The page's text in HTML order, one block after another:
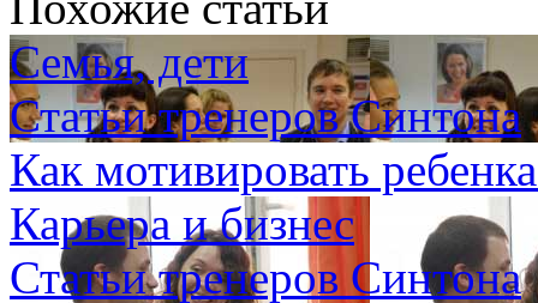
Семья, дети
Статьи тренеров Синтона
Как мотивировать
Карьера и бизнес
Статьи тренеров Синтона